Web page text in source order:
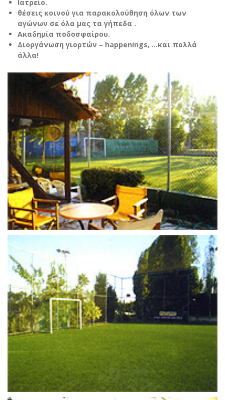
Ιατρείο.
θέσεις κοινού για παρακολούθηση όλων των
αγώνων σε όλα μας τα γήπεδα .
Ακαδημία ποδοσφαίρου.
Διοργάνωση γιορτών – happenings, …και πολλά
άλλα!